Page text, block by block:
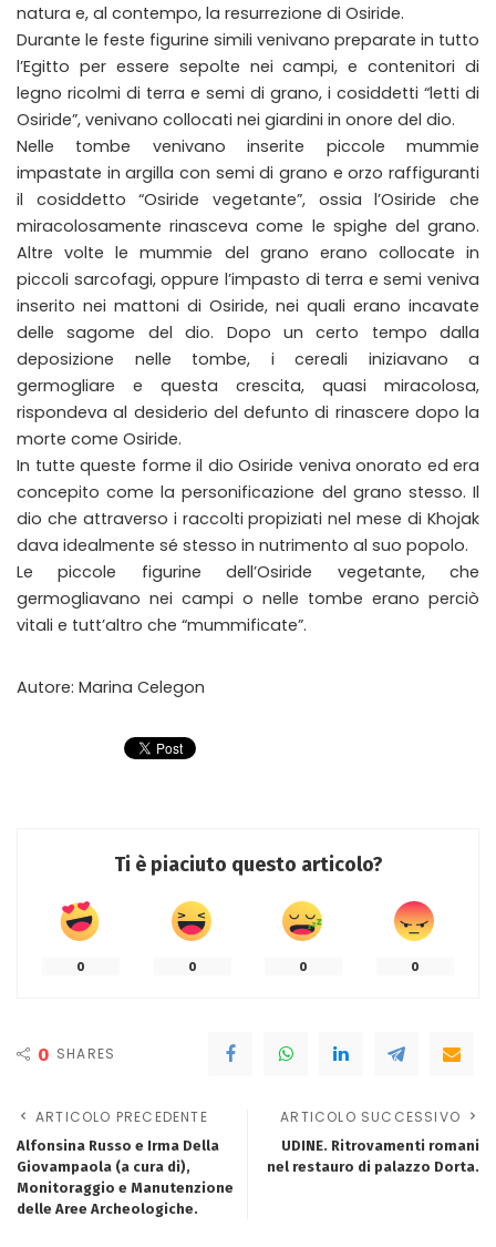
natura e, al contempo, la resurrezione di Osiride.
Durante le feste figurine simili venivano preparate in tutto
l’Egitto per essere sepolte nei campi, e contenitori di
legno ricolmi di terra e semi di grano, i cosiddetti “letti di
Osiride”, venivano collocati nei giardini in onore del dio.
Nelle tombe venivano inserite piccole mummie
impastate in argilla con semi di grano e orzo raffiguranti
il cosiddetto “Osiride vegetante”, ossia l’Osiride che
miracolosamente rinasceva come le spighe del grano.
Altre volte le mummie del grano erano collocate in
piccoli sarcofagi, oppure l’impasto di terra e semi veniva
inserito nei mattoni di Osiride, nei quali erano incavate
delle sagome del dio. Dopo un certo tempo dalla
deposizione nelle tombe, i cereali iniziavano a
germogliare e questa crescita, quasi miracolosa,
rispondeva al desiderio del defunto di rinascere dopo la
morte come Osiride.
In tutte queste forme il dio Osiride veniva onorato ed era
concepito come la personificazione del grano stesso. Il
dio che attraverso i raccolti propiziati nel mese di Khojak
dava idealmente sé stesso in nutrimento al suo popolo.
Le piccole figurine dell’Osiride vegetante, che
germogliavano nei campi o nelle tombe erano perciò
vitali e tutt’altro che “mummificate”.
Autore: Marina Celegon
Ti è piaciuto questo articolo?
0 0 0 0
0 SHARES
ARTICOLO PRECEDENTE
Alfonsina Russo e Irma Della
Giovampaola (a cura di),
Monitoraggio e Manutenzione
delle Aree Archeologiche.
ARTICOLO SUCCESSIVO
UDINE. Ritrovamenti romani
nel restauro di palazzo Dorta.